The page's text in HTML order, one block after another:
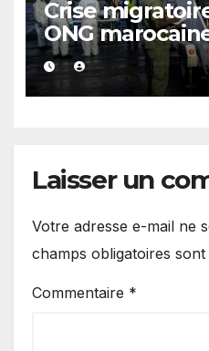
Crise
ONG
les
et de Madrid
Laisser un
Votre adresse e-mail ne
champs obligatoires sont
Commentaire *